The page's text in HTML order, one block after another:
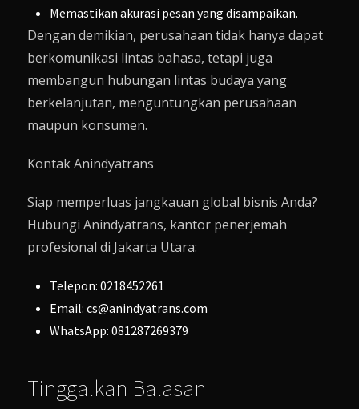
Memastikan akurasi pesan yang disampaikan.
Dengan demikian, perusahaan tidak hanya dapat
berkomunikasi lintas bahasa, tetapi juga
membangun hubungan lintas budaya yang
berkelanjutan, menguntungkan perusahaan
maupun konsumen.
Kontak Anindyatrans
Siap memperluas jangkauan global bisnis Anda?
Hubungi Anindyatrans, kantor penerjemah
profesional di Jakarta Utara:
Telepon: 0218452261
Email: cs@anindyatrans.com
WhatsApp: 081287269379
Tinggalkan Balasan